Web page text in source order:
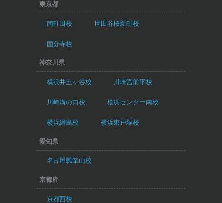
東京都
南町田校 世田谷桜新町校
国分寺校
神奈川県
横浜井土ヶ谷校 川崎宮前平校
川崎溝の口校 横浜センター南校
横浜綱島校 横浜東戸塚校
愛知県
名古屋瓢箪山校
京都府
京都西校